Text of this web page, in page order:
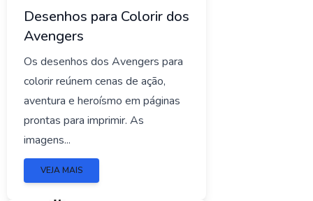
Desenhos para Colorir dos
Avengers
Os desenhos dos Avengers para
colorir reúnem cenas de ação,
aventura e heroísmo em páginas
prontas para imprimir. As
imagens...
VEJA MAIS